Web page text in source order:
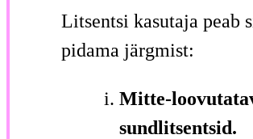
Litsentsi kasutaja peab
pidama järgmist:
Mitte-
sundlitsentsid.